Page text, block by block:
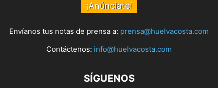
¡Anúnciate!
Envíanos tus notas de prensa a: prensa@huelvacosta.com
Contáctenos: info@huelvacosta.com
SÍGUENOS